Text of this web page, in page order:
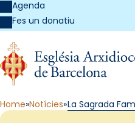
Agenda
Fes un donatiu
Home Notícies La Sagrada